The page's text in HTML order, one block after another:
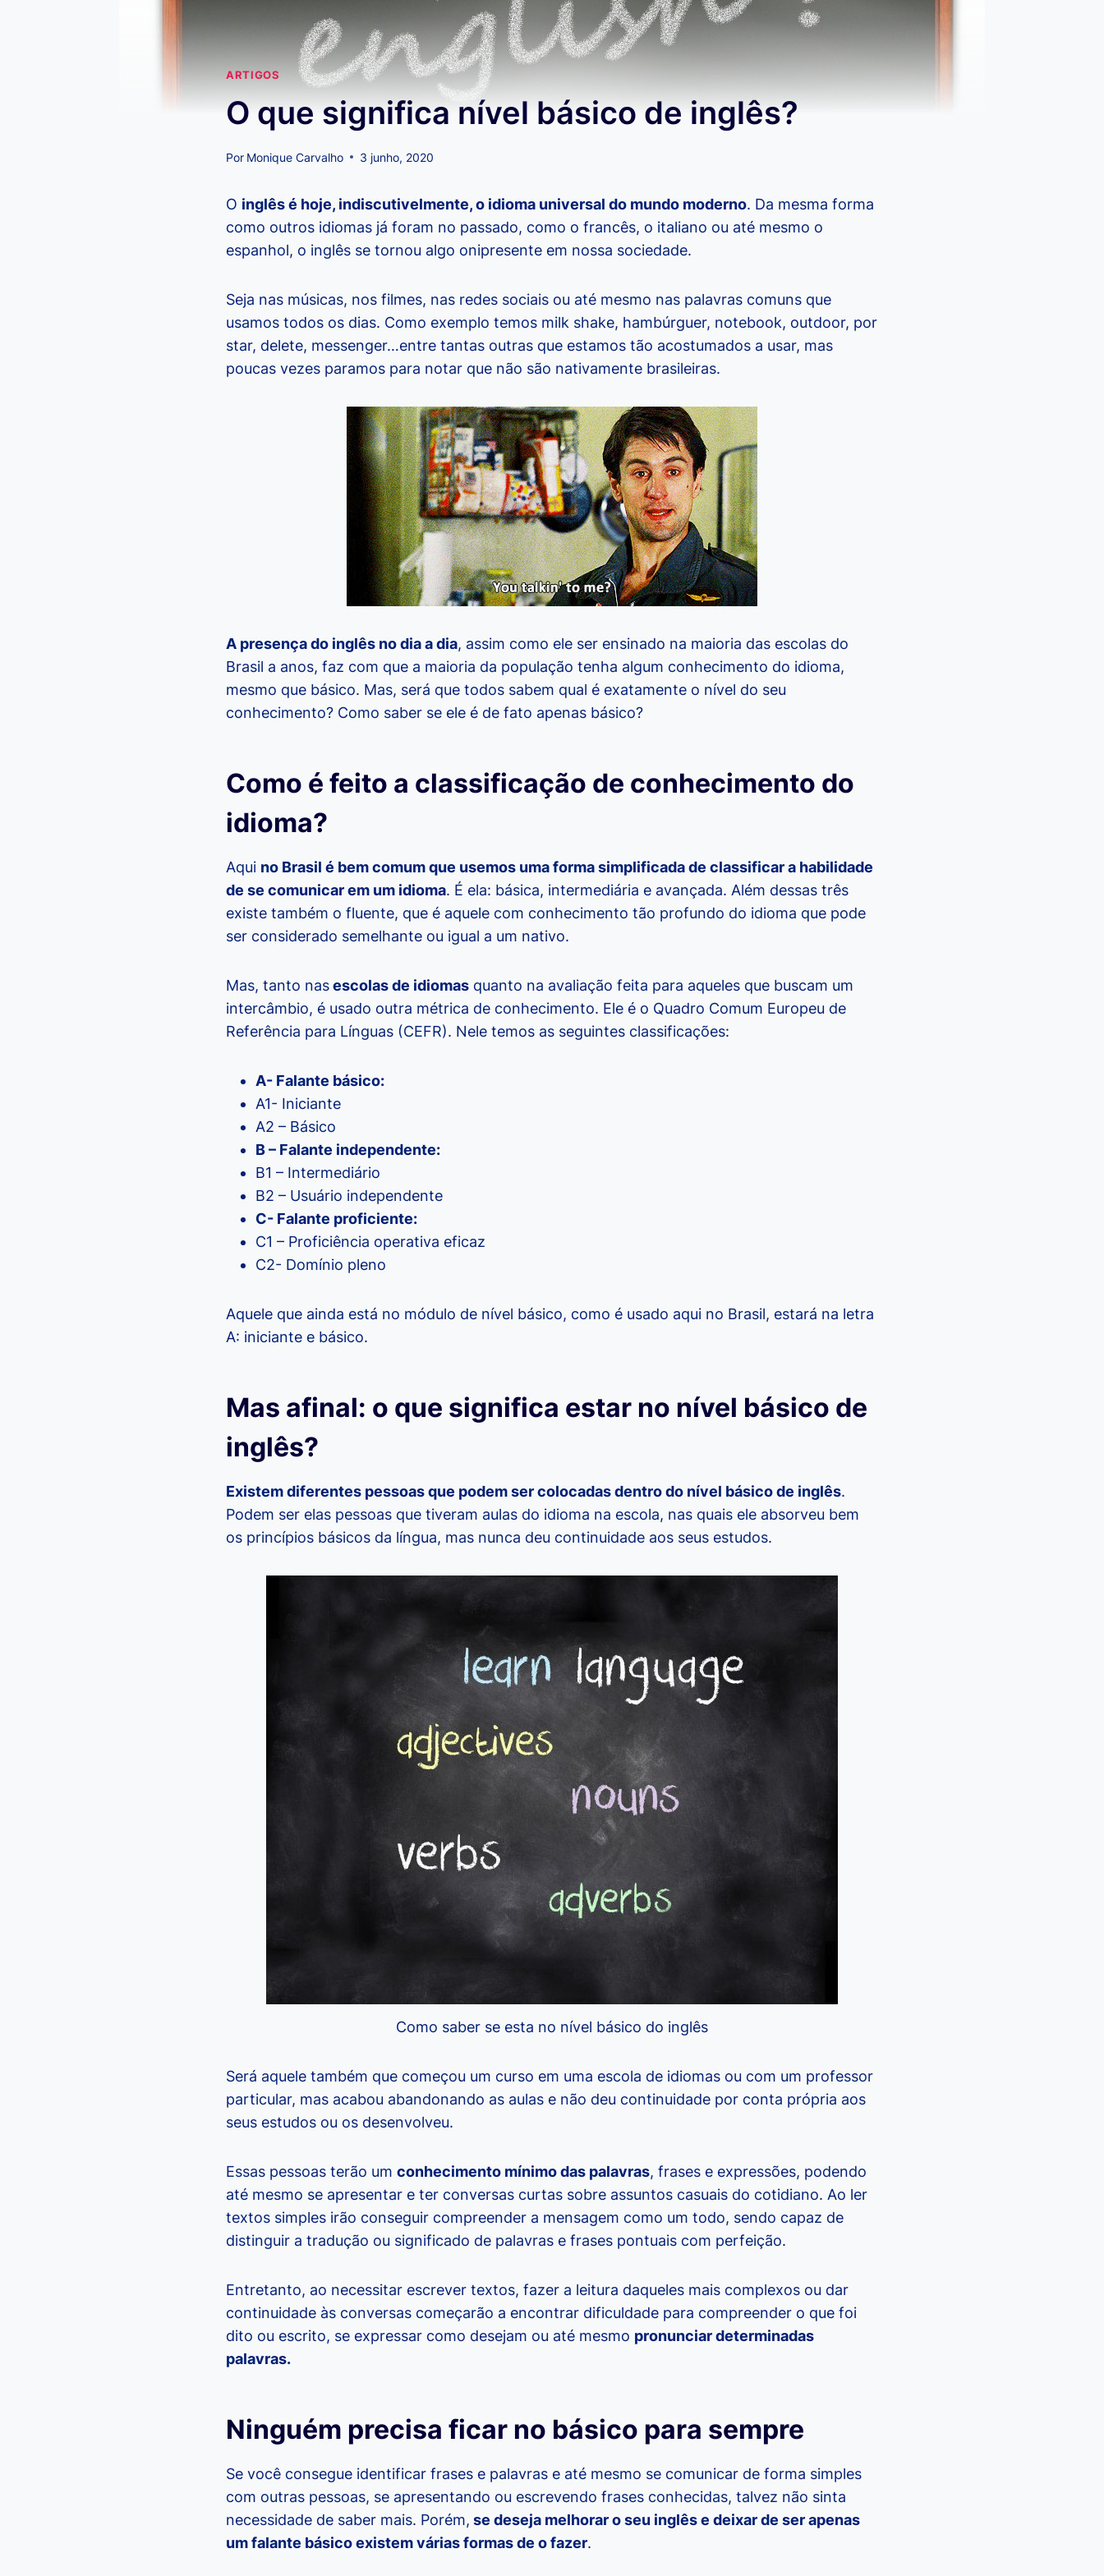
ARTIGOS
O que significa nível básico de inglês?
Por Monique Carvalho 3 junho, 2020
O inglês é hoje, indiscutivelmente, o idioma universal do mundo moderno. Da mesma forma
como outros idiomas já foram no passado, como o francês, o italiano ou até mesmo o
espanhol, o inglês se tornou algo onipresente em nossa sociedade.
Seja nas músicas, nos filmes, nas redes sociais ou até mesmo nas palavras comuns que
usamos todos os dias. Como exemplo temos milk shake, hambúrguer, notebook, outdoor, por
star, delete, messenger…entre tantas outras que estamos tão acostumados a usar, mas
poucas vezes paramos para notar que não são nativamente brasileiras.
A presença do inglês no dia a dia, assim como ele ser ensinado na maioria das escolas do
Brasil a anos, faz com que a maioria da população tenha algum conhecimento do idioma,
mesmo que básico. Mas, será que todos sabem qual é exatamente o nível do seu
conhecimento? Como saber se ele é de fato apenas básico?
Como é feito a classificação de conhecimento do
idioma?
Aqui no Brasil é bem comum que usemos uma forma simplificada de classificar a habilidade
de se comunicar em um idioma. É ela: básica, intermediária e avançada. Além dessas três
existe também o fluente, que é aquele com conhecimento tão profundo do idioma que pode
ser considerado semelhante ou igual a um nativo.
Mas, tanto nasescolas de idiomas quanto na avaliação feita para aqueles que buscam um
intercâmbio, é usado outra métrica de conhecimento. Ele é o Quadro Comum Europeu de
Referência para Línguas (CEFR). Nele temos as seguintes classificações:
A- Falante básico:
A1- Iniciante
A2 – Básico
B – Falante independente:
B1 – Intermediário
B2 – Usuário independente
C- Falante proficiente:
C1 – Proficiência operativa eficaz
C2- Domínio pleno
Aquele que ainda está no módulo de nível básico, como é usado aqui no Brasil, estará na letra
A: iniciante e básico.
Mas afinal: o que significa estar no nível básico de
inglês?
Existem diferentes pessoas que podem ser colocadas dentro do nível básico de inglês.
Podem ser elas pessoas que tiveram aulas do idioma na escola, nas quais ele absorveu bem
os princípios básicos da língua, mas nunca deu continuidade aos seus estudos.
Como saber se esta no nível básico do inglês
Será aquele também que começou um curso em uma escola de idiomas ou com um professor
particular, mas acabou abandonando as aulas e não deu continuidade por conta própria aos
seus estudos ou os desenvolveu.
Essas pessoas terão um conhecimento mínimo das palavras, frases e expressões, podendo
até mesmo se apresentar e ter conversas curtas sobre assuntos casuais do cotidiano. Ao ler
textos simples irão conseguir compreender a mensagem como um todo, sendo capaz de
distinguir a tradução ou significado de palavras e frases pontuais com perfeição.
Entretanto, ao necessitar escrever textos, fazer a leitura daqueles mais complexos ou dar
continuidade às conversas começarão a encontrar dificuldade para compreender o que foi
dito ou escrito, se expressar como desejam ou até mesmo pronunciar determinadas
palavras.
Ninguém precisa ficar no básico para sempre
Se você consegue identificar frases e palavras e até mesmo se comunicar de forma simples
com outras pessoas, se apresentando ou escrevendo frases conhecidas, talvez não sinta
necessidade de saber mais. Porém, se deseja melhorar o seu inglês e deixar de ser apenas
um falante básico existem várias formas de o fazer.